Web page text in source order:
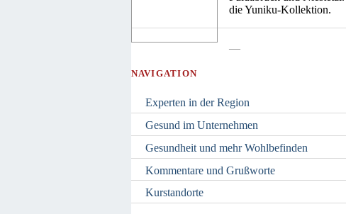
die Yuniku-Kollektion.
—
NAVIGATION
Experten in der Region
Gesund im Unternehmen
Gesundheit und mehr Wohlbefinden
Kommentare und Grußworte
Kurstandorte